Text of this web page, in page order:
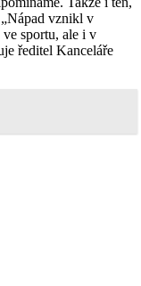
vznikl v
sportu, ale i v
ředitel Kanceláře